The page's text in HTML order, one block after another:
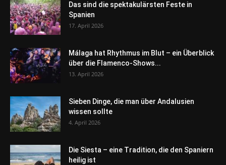
Das sind die spektakulärsten Feste in
Spanien
17. April 2026
Málaga hat Rhythmus im Blut – ein Überblick
über die Flamenco-Shows...
13. April 2026
Sieben Dinge, die man über Andalusien
wissen sollte
4. April 2026
Die Siesta – eine Tradition, die den Spaniern
heilig ist